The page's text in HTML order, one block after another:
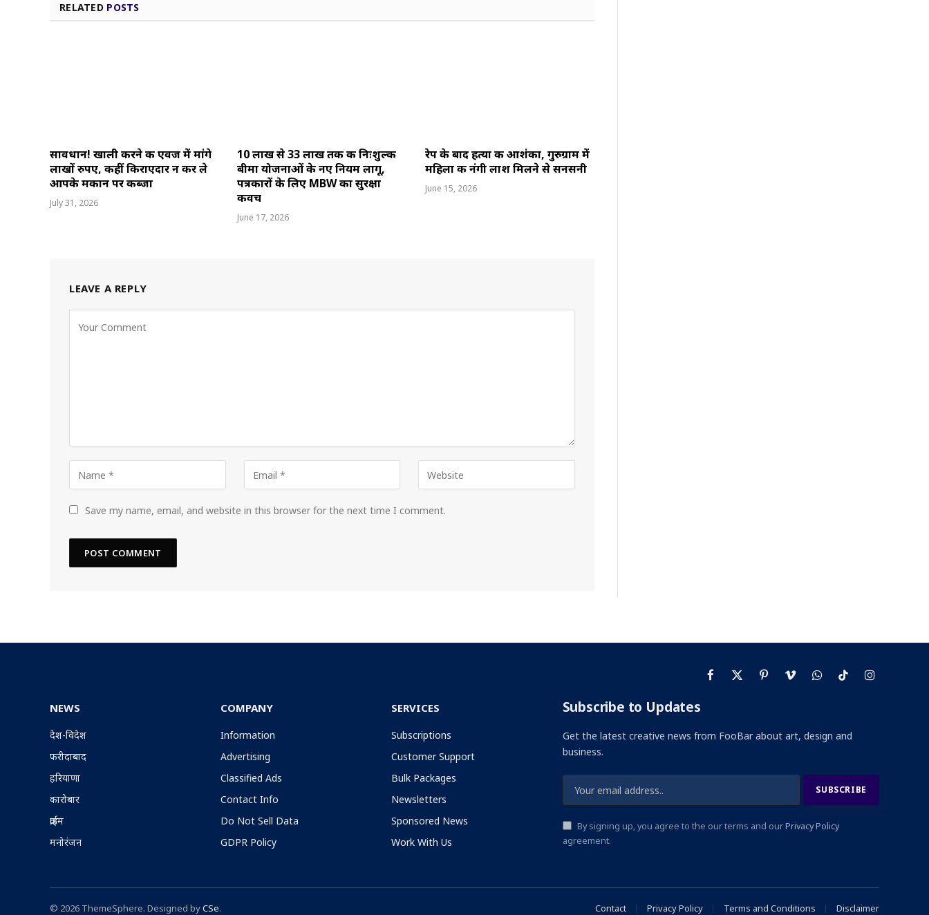
RELATED POSTS
सावधान! खाली करने की एवज में मांगे
लाखों रुपए, कहीं किराएदार न कर ले
आपके मकान पर कब्जा
July 31, 2026
10 लाख से 33 लाख तक की निःशुल्क
बीमा योजनाओं के नए नियम लागू,
पत्रकारों के लिए MBW का सुरक्षा
कवच
June 17, 2026
रेप के बाद हत्या की आशंका, गुरुग्राम में
महिला की नंगी लाश मिलने से सनसनी
June 15, 2026
LEAVE A REPLY
Save my name, email, and website in this browser for the next time I comment.
Facebook
X
PinterestVimeoWhatsAppTikTokInstagram
NEWS
देश-विदेश
फरीदाबाद
हरियाणा
कारोबार
क्राईम
मनोरंजन
COMPANY
Information
Advertising
Classified Ads
Contact Info
Do Not Sell Data
GDPR Policy
SERVICES
Subscriptions
Customer Support
Bulk Packages
Newsletters
Sponsored News
Work With Us
Subscribe to Updates
Get the latest creative news from FooBar about art, design and
business.
By signing up, you agree to the our terms and ourPrivacy Policy
agreement.
© 2026 ThemeSphere. Designed byCSe. Contact Privacy Policy Terms and Conditions Disclaimer